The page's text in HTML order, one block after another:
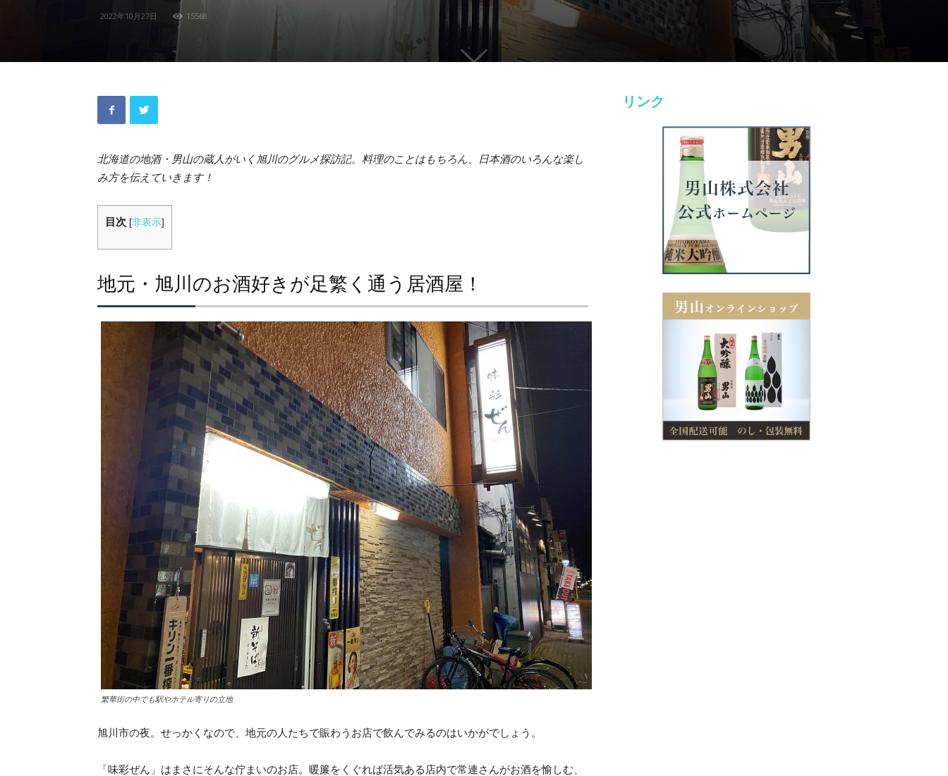
2022年10月27日 15568
北海道の地酒・男山の蔵人がいく旭川のグルメ探訪記。料理のことはもちろん、日本酒のいろんな楽し
み方を伝えていきます！
目次 [非表示]
地元・旭川のお酒好きが足繁く通う居酒屋！
繁華街の中でも駅やホテル寄りの立地
旭川市の夜。せっかくなので、地元の人たちで賑わうお店で飲んでみるのはいかがでしょう。
「味彩ぜん」はまさにそんな佇まいのお店。暖簾をくぐれば活気ある店内で常連さんがお酒を愉しむ、
リンク